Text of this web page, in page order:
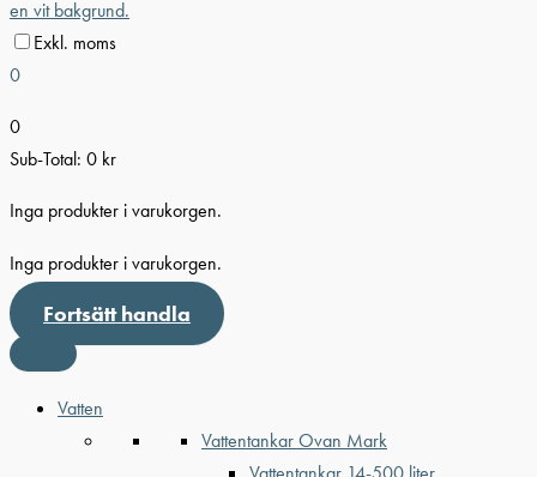
Exkl. moms
0
0
Sub-Total: 0 kr
Inga produkter i varukorgen.
Inga produkter i varukorgen.
Fortsätt handla
Vatten
Vattentankar Ovan Mark